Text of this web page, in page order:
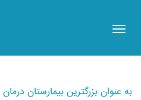
Toggle
به عنوان بزرگترین بیمارستان